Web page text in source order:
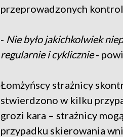
przeprowadzonych
- Nie było jakichkolwiek
regularnie i cyklicznie-
Łomżyńscy strażnicy
stwierdzono w kilku
grozi kara – strażnicy
przypadku skierowania